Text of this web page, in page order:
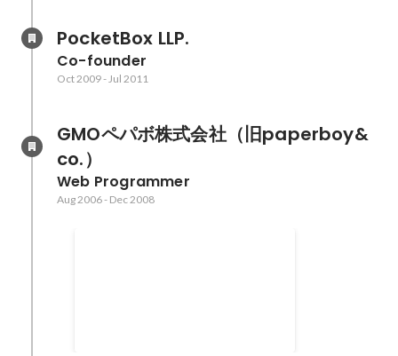
PocketBox LLP.
Co-founder
Oct 2009-Jul 2011
GMOペパボ株式会社（旧paperboy&
co.）
Web Programmer
Aug 2006- Dec 2008